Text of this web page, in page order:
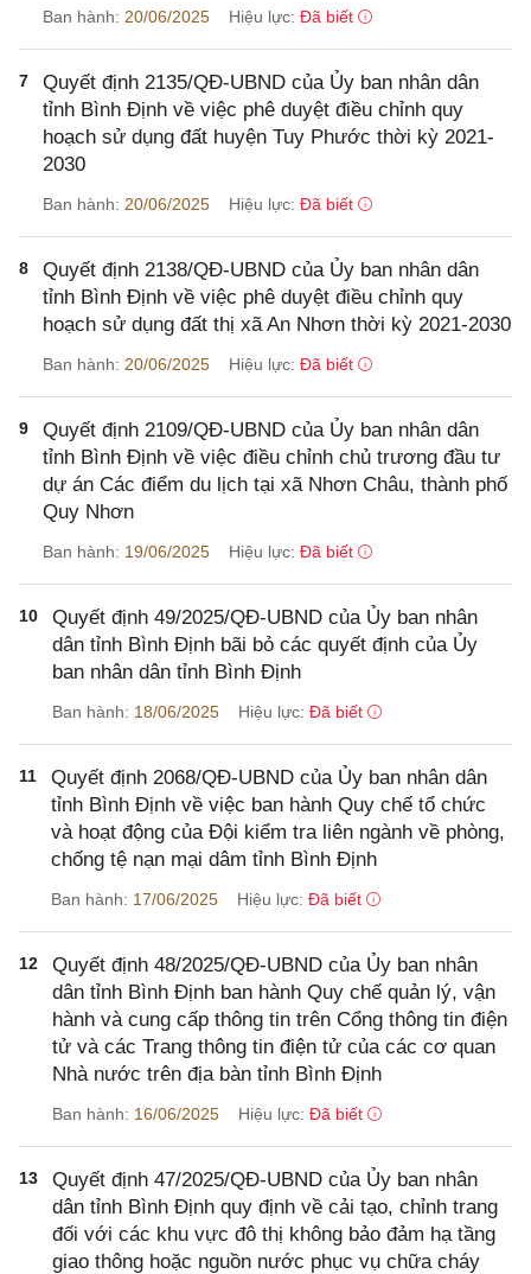
Ban hành: 20/06/2025 Hiệu lực: Đã biết
7
Quyết định 2135/QĐ-UBND của Ủy ban nhân dân
tỉnh Bình Định về việc phê duyệt điều chỉnh quy
hoạch sử dụng đất huyện Tuy Phước thời kỳ 2021-
2030
Ban hành: 20/06/2025 Hiệu lực: Đã biết
8
Quyết định 2138/QĐ-UBND của Ủy ban nhân dân
tỉnh Bình Định về việc phê duyệt điều chỉnh quy
hoạch sử dụng đất thị xã An Nhơn thời kỳ 2021-2030
Ban hành: 20/06/2025 Hiệu lực: Đã biết
9
Quyết định 2109/QĐ-UBND của Ủy ban nhân dân
tỉnh Bình Định về việc điều chỉnh chủ trương đầu tư
dự án Các điểm du lịch tại xã Nhơn Châu, thành phố
Quy Nhơn
Ban hành: 19/06/2025 Hiệu lực: Đã biết
10
Quyết định 49/2025/QĐ-UBND của Ủy ban nhân
dân tỉnh Bình Định bãi bỏ các quyết định của Ủy
ban nhân dân tỉnh Bình Định
Ban hành: 18/06/2025 Hiệu lực: Đã biết
11
Quyết định 2068/QĐ-UBND của Ủy ban nhân dân
tỉnh Bình Định về việc ban hành Quy chế tổ chức
và hoạt động của Đội kiểm tra liên ngành về phòng,
chống tệ nạn mại dâm tỉnh Bình Định
Ban hành: 17/06/2025 Hiệu lực: Đã biết
12
Quyết định 48/2025/QĐ-UBND của Ủy ban nhân
dân tỉnh Bình Định ban hành Quy chế quản lý, vận
hành và cung cấp thông tin trên Cổng thông tin điện
tử và các Trang thông tin điện tử của các cơ quan
Nhà nước trên địa bàn tỉnh Bình Định
Ban hành: 16/06/2025 Hiệu lực: Đã biết
13
Quyết định 47/2025/QĐ-UBND của Ủy ban nhân
dân tỉnh Bình Định quy định về cải tạo, chỉnh trang
đối với các khu vực đô thị không bảo đảm hạ tầng
giao thông hoặc nguồn nước phục vụ chữa cháy